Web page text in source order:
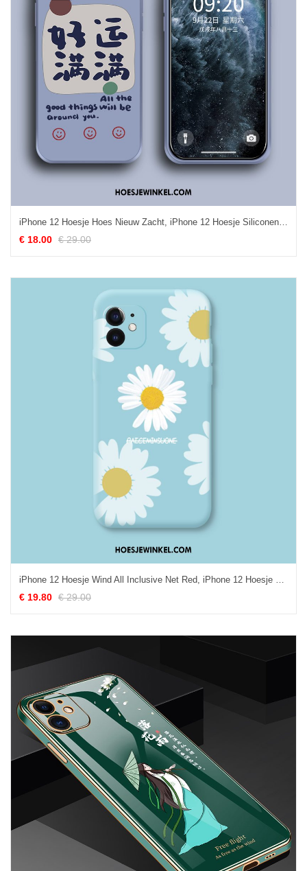
iPhone 12 Hoesje Hoes Nieuw Zacht, iPhone 12 Hoesje Siliconen Bescherming
€ 18.00 € 29.00
iPhone 12 Hoesje Wind All Inclusive Net Red, iPhone 12 Hoesje Bescherming Hoes
€ 19.80 € 29.00